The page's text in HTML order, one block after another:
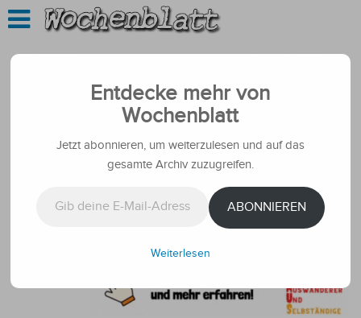
Entdecke mehr von
Wochenblatt
Jetzt abonnieren, um weiterzulesen und auf das
gesamte Archiv zuzugreifen.
ABONNIEREN
Weiterlesen